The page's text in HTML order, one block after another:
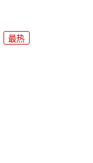
最热